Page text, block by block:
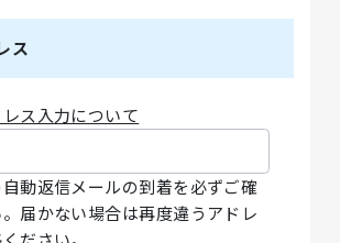
ス
ス入力について
動返信メールの到着を必ずご確
届かない場合は再度違うアドレ